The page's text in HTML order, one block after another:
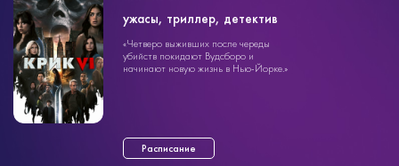
ужасы
2ч. 3мин.
18+
ужасы, триллер, детектив
«Четверо выживших после череды
убийств покидают Вудсборо и
начинают новую жизнь в Нью-Йорке.»
Расписание